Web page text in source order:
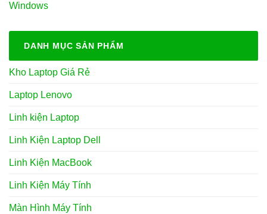
Windows
DANH MỤC SẢN PHẨM
Kho Laptop Giá Rẻ
Laptop Lenovo
Linh kiện Laptop
Linh Kiện Laptop Dell
Linh Kiện MacBook
Linh Kiện Máy Tính
Màn Hình Máy Tính